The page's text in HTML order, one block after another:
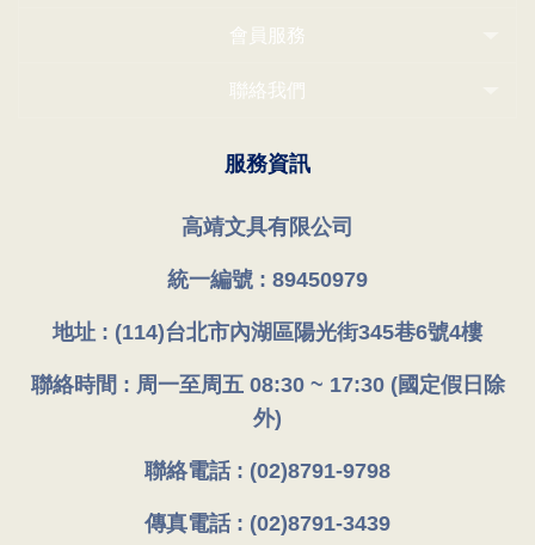
會員服務
聯絡我們
服務資訊
高靖文具有限公司
統一編號 : 89450979
地址 : (114)台北市內湖區陽光街345巷6號4樓
聯絡時間 : 周一至周五 08:30 ~ 17:30 (國定假日除
外)
聯絡電話 : (02)8791-9798
傳真電話 : (02)8791-3439